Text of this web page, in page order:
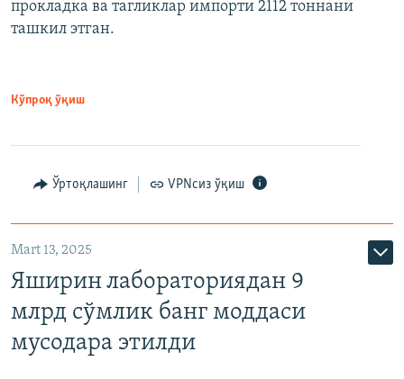
прокладка ва тагликлар импорти 2112 тоннани
ташкил этган.
Кўпроқ ўқиш
Ўртоқлашинг VPNсиз ўқиш
Mart 13, 2025
Яширин лабораториядан 9
млрд сўмлик банг моддаси
мусодара этилди